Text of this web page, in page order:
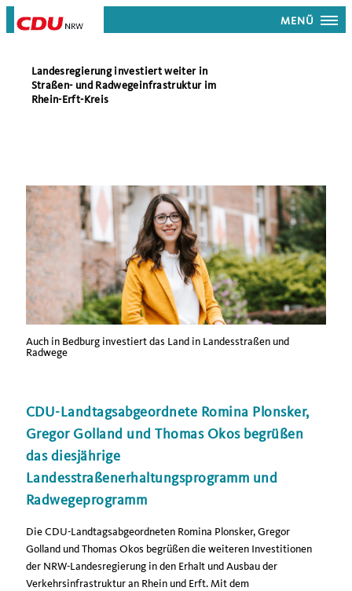
MENÜ
Landesregierung investiert weiter in
Straßen- und Radwegeinfrastruktur im
Rhein-Erft-Kreis
Auch in Bedburg investiert das Land in Landesstraßen und
Radwege
CDU-Landtagsabgeordnete Romina Plonsker,
Gregor Golland und Thomas Okos begrüßen
das diesjährige
Landesstraßenerhaltungsprogramm und
Radwegeprogramm
Die CDU-Landtagsabgeordneten Romina Plonsker, Gregor
Golland und Thomas Okos begrüßen die weiteren Investitionen
der NRW-Landesregierung in den Erhalt und Ausbau der
Verkehrsinfrastruktur an Rhein und Erft. Mit dem